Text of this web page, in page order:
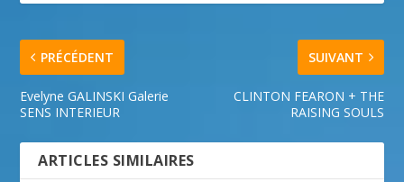
PRÉCÉDENT
Evelyne GALINSKI Galerie
SENS INTERIEUR
SUIVANT
CLINTON FEARON + THE
RAISING SOULS
ARTICLES SIMILAIRES